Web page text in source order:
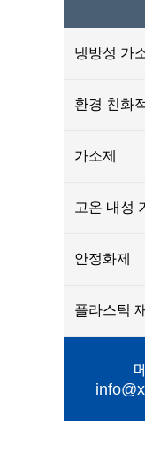
냉방성 가
환경 친화
가소제
고온 내성
안정화제
플라스틱